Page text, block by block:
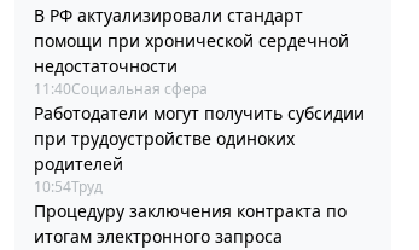
В РФ актуализировали стандарт
помощи при хронической сердечной
недостаточности
11:40Социальная сфера
Работодатели могут получить субсидии
при трудоустройстве одиноких
родителей
10:54Труд
Процедуру заключения контракта по
итогам электронного запроса